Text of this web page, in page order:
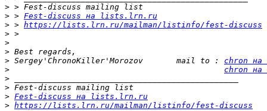
>
> > Fest-discuss на lists.lrn.ru
> > https://lists.lrn.ru/mailman/listinfo/fest-discuss
>
>
>
> Sergey'ChronoKiller'Morozov       mail to : chron
>
chron
>
>
> Fest-discuss на lists.lrn.ru
> https://lists.lrn.ru/mailman/listinfo/fest-discuss